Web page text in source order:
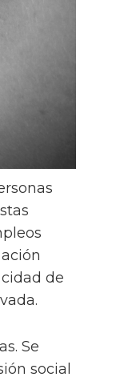
de
Se
social